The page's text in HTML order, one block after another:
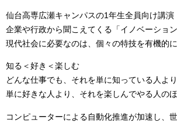
仙台高専広瀬キャンパスの1年生全員向け講
企業や行政から聞こえてくる「イノベーショ
現代社会に必要なのは、個々の特技を有機的
知る＜好き＜楽しむ
どんな仕事でも、それを単に知っている人よ
単に好きな人より、それを楽しんでやる人の
コンピューターによる自動化推進が加速し、